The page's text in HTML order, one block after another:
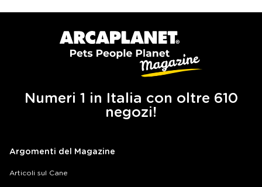
Numeri 1 in Italia con oltre 610
negozi!
Argomenti del Magazine
Articoli sul Cane